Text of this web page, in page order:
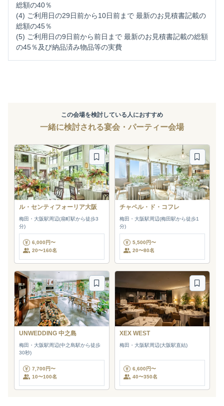
総額の40％
(4) ご利用日の29日前から10日前まで 最新のお見積書記載の
総額の45％
(5) ご利用日の9日前から前日まで 最新のお見積書記載の総額
の45％及び納品済み物品等の実費
この会場を検討している人におすすめ
一緒に検討される宴会・パーティー会場
ル・センティフォーリア大阪
梅田・大阪駅周辺(扇町駅から徒歩3
分)
6,000円〜
20〜160名
チャペル・ド・コフレ
梅田・大阪駅周辺(梅田駅から徒歩1
分)
5,500円〜
20〜80名
UNWEDDING 中之島
梅田・大阪駅周辺(中之島駅から徒歩
30秒)
7,700円〜
10〜100名
XEX WEST
梅田・大阪駅周辺(大阪駅直結)
6,600円〜
40〜350名